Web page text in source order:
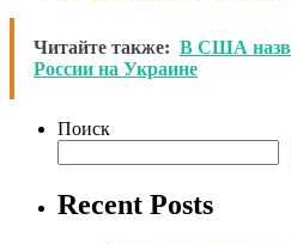
Читайте также: В США
России на Украине
Поиск
Recent Posts